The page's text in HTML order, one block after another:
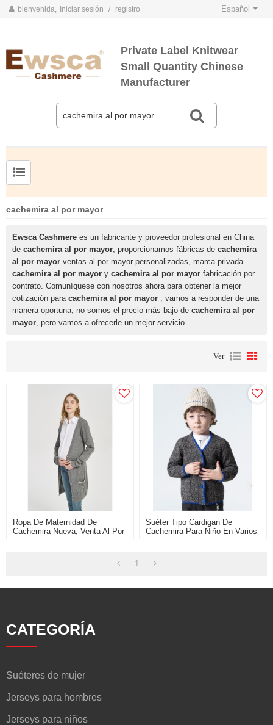
bienvenida, Iniciar sesión / registro Español
Private Label Knitwear
Small Quantity Chinese
Manufacturer
cachemira al por mayor
Ewsca Cashmere es un fabricante y proveedor profesional en China
de cachemira al por mayor, proporcionamos fábricas de cachemira
al por mayor ventas al por mayor personalizadas, marca privada
cachemira al por mayor y cachemira al por mayor fabricación por
contrato. Comuníquese con nosotros ahora para obtener la mejor
cotización para cachemira al por mayor , vamos a responder de una
manera oportuna, no somos el precio más bajo de cachemira al por
mayor, pero vamos a ofrecerle un mejor servicio.
Ver
Ropa De Maternidad De
Cachemira Nueva, Venta Al Por
Suéter Tipo Cardigan De
Cachemira Para Niño En Varios
1
CATEGORÍA
Suéteres de mujer
Jerseys para hombres
Jerseys para niños